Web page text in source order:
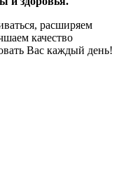
расширяем
качество
Вас каждый день!